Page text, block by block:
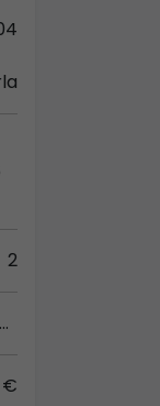
2
2-Bett-Veranda Komfort (VB)
€